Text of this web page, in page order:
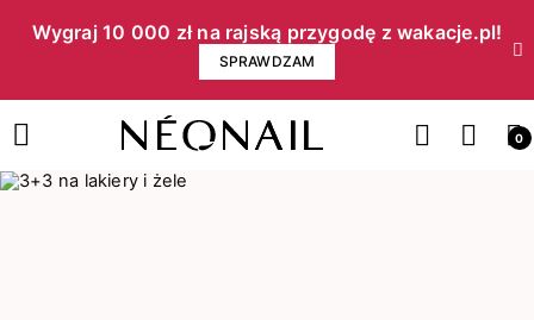
Wygraj 10 000 zł na rajską przygodę z wakacje.pl!​
SPRAWDZAM
0